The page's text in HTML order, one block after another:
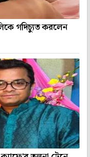
গদিচ্যুত করলেন